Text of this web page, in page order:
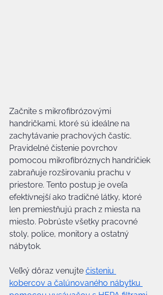
Začnite s mikrofibrózovými
handričkami, ktoré sú ideálne na
zachytávanie prachových častíc.
Pravidelné čistenie povrchov
pomocou mikrofibróznych handričiek
zabraňuje rozširovaniu prachu v
priestore. Tento postup je oveľa
efektívnejší ako tradičné látky, ktoré
len premiestňujú prach z miesta na
miesto. Pobrúste všetky pracovné
stoly, police, monitory a ostatný
nábytok.
Veľký dôraz venujte čisteniu
kobercov a čalúnovaného nábytku